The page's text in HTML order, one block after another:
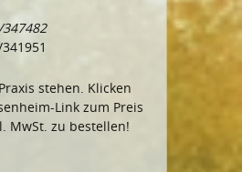
stehen. Klicken
Link zum Preis
MwSt. zu bestellen!